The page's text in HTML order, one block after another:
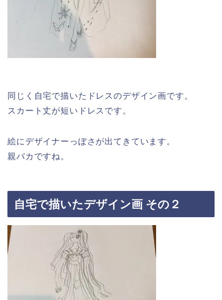
同じく自宅で描いたドレスのデザイン画です。
スカート丈が短いドレスです。
絵にデザイナーっぽさが出てきています。
親バカですね。
自宅で描いたデザイン画 その２